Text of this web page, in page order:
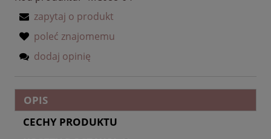
zapytaj o produkt
poleć znajomemu
dodaj opinię
OPIS
CECHY PRODUKTU